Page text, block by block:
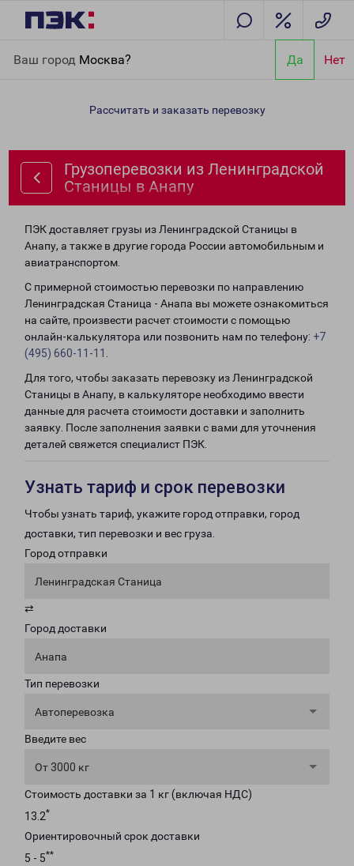
Ваш город Москва? Да Нет
Станицы в Анапу
Рассчитать и заказать перевозку
Грузоперевозки из Ленинградской
Станицы в Анапу
ПЭК доставляет грузы из Ленинградской Станицы в
Анапу, а также в другие города России автомобильным и
авиатранспортом.
С примерной стоимостью перевозки по направлению
Ленинградская Станица - Анапа вы можете ознакомиться
на сайте, произвести расчет стоимости с помощью
онлайн-калькулятора или позвонить нам по телефону: +7
(495) 660-11-11
Для того, чтобы заказать перевозку из Ленинградской
Станицы в Анапу, в калькуляторе необходимо ввести
данные для расчета стоимости доставки и заполнить
заявку. После заполнения заявки с вами для уточнения
деталей свяжется специалист ПЭК.
Узнать тариф и срок перевозки
Чтобы узнать тариф, укажите город отправки, город
доставки, тип перевозки и вес груза.
Город отправки
Ленинградская Станица
⇄
Город доставки
Анапа
Тип перевозки
Автоперевозка
Введите вес
От 3000 кг
Стоимость доставки за 1 кг (включая НДС)
13.2*
Ориентировочный срок доставки
5 - 5**